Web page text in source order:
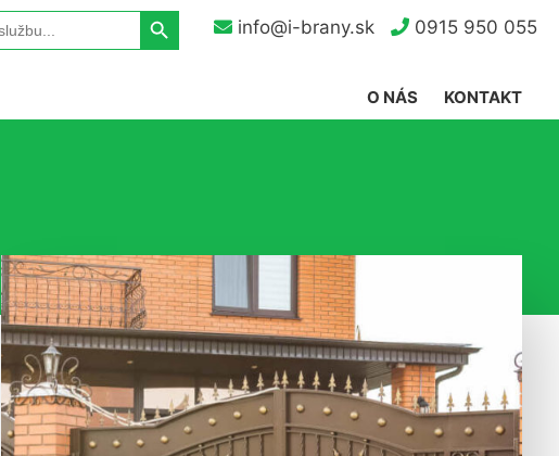
info@i-brany.sk 0915 950 055
Search Button
KONTAKT
O NÁS